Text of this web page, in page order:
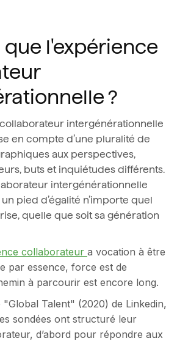
que l'expérience
?
intergénérationnelle
en compte d’une pluralité de
aux perspectives,
buts et inquiétudes différents.
intergénérationnelle
pied d’égalité n’importe quel
quelle que soit sa génération
collaborateur a vocation à être
par essence, force est de
à parcourir est encore long.
Talent" (2020) de Linkedin,
sondées ont structuré leur
d’abord pour répondre aux